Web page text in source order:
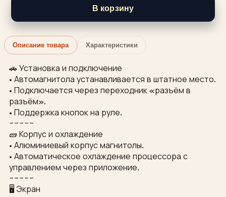
В корзину
Описание товара Характеристики
🚗 Установка и подключение
• Автомагнитола устанавливается в штатное место.
• Подключается через переходник «разъём в
разъём».
• Поддержка кнопок на руле.
−−−−−
🧱 Корпус и охлаждение
• Алюминиевый корпус магнитолы.
• Автоматическое охлаждение процессора с
управлением через приложение.
−−−−−
🖥 Экран